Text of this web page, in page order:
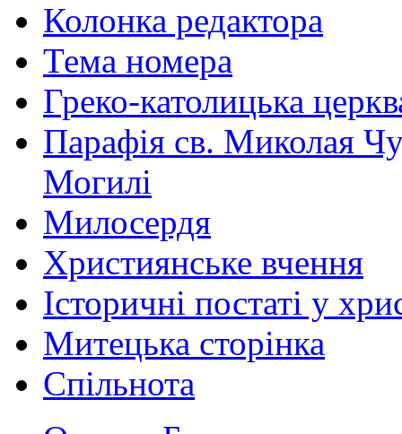
Колонка редактора
Тема номера
Греко-католицька
Парафія св. Миколая
Могилі
Милосердя
Християнське вчення
Історичні постаті у
Митецька сторінка
Спільнота